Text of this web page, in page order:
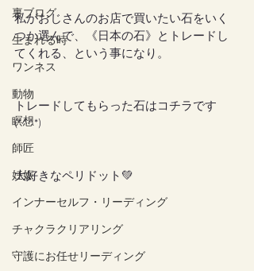
裏ブログ
生まれる時
ワンネス
動物
瞑想
師匠
妊娠
インナーセルフ・リーディング
チャクラクリアリング
守護にお任せリーディング
私がおじさんのお店で買いたい石をいく
つか選んで、《日本の石》とトレードし
てくれる、という事になり。
トレードしてもらった石はコチラです
(*^^*)
大好きなペリドット💚